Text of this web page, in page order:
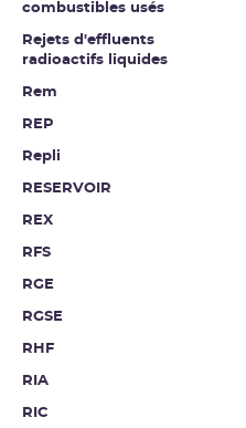
combustibles usés
Rejets d'effluents
radioactifs liquides
Rem
REP
Repli
RESERVOIR
REX
RFS
RGE
RGSE
RHF
RIA
RIC